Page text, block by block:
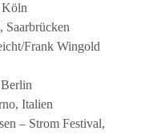
Köln
Saarbrücken
Frank Wingold
Italien
– Strom Festival,